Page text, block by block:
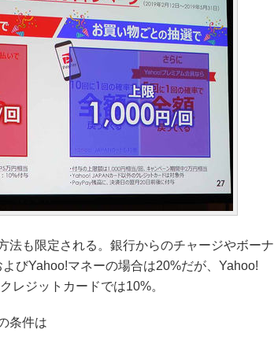
法も限定される。銀行からのチャージやボーナ
びYahoo!マネーの場合は20%だが、Yahoo!
レジットカードでは10%。
条件は